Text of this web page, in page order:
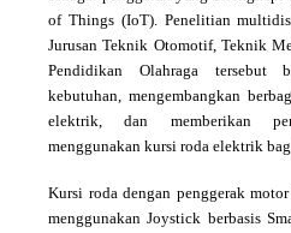
of Things (IoT).Penelitian
Jurusan Teknik Otomotif, Teknik
Pendidikan Olahragatersebut
kebutuhan, mengembangkan
elektrik, dan memberikan
menggunakan kursi roda elektrik
Kursi roda dengan penggerak
menggunakan Joystick berbasis